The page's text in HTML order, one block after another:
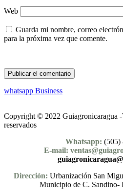
Web
Guarda mi nombre, correo
para la próxima vez que comente.
whatsapp Business
Copyright © 2022 Guiagronicaragua -
reservados
Whatsapp: (505)
E-mail:
Dirección: Urbanización San
Municipio de C. Sandino-